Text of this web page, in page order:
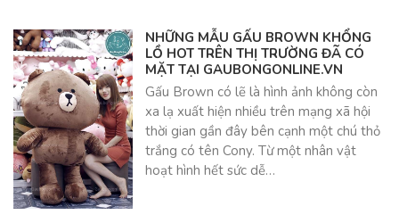
NHỮNG MẪU GẤU BROWN KHỔNG
LỒ HOT TRÊN THỊ TRƯỜNG ĐÃ CÓ
MẶT TẠI GAUBONGONLINE.VN
Gấu Brown có lẽ là hình ảnh không còn
xa lạ xuất hiện nhiều trên mạng xã hội
thời gian gần đây bên cạnh một chú thỏ
trắng có tên Cony. Từ một nhân vật
hoạt hình hết sức dễ…